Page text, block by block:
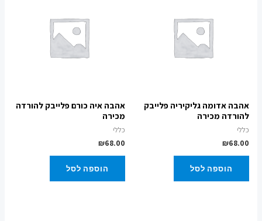
אהבה אדומה גליקיריה פלייבק
להורדה מכירה
כללי
₪68.00
הוספה לסל
אהבה איה כורם פלייבק להורדה
מכירה
כללי
₪68.00
הוספה לסל